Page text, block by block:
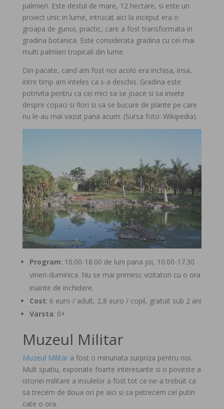
palmieri. Este destul de mare, 12 hectare, si este un
proiect unic in lume, intrucat aici la inceput era o
groapa de gunoi, practic, care a fost transformata in
gradina botanica. Este considerata gradina cu cei mai
multi palmieri tropicali din lume.
Din pacate, cand am fost noi acolo era inchisa, insa,
intre timp am inteles ca s-a deschis. Gradina este
potrivita pentru ca cei mici sa se joace si sa invete
despre copaci si flori si sa se bucure de plante pe care
nu le-au mai vazut pana acum. (Sursa foto: Wikipedia).
Program: 10.00-18.00 de luni pana joi, 10.00-17.30
vineri-duminica. Nu se mai primesc vizitatori cu o ora
inainte de inchidere.
Cost: 6 euro / adult, 2,8 euro / copil, gratuit sub 2 ani
Varsta: 0+
Muzeul Militar
Muzeul Militara fost o minunata surpriza pentru noi.
Mult spatiu, exponate foarte interesante si o poveste a
istoriei militare a insulelor a fost tot ce ne-a trebuit ca
sa trecem de doua ori pe aici si sa petrecem cel putin
cate o ora.